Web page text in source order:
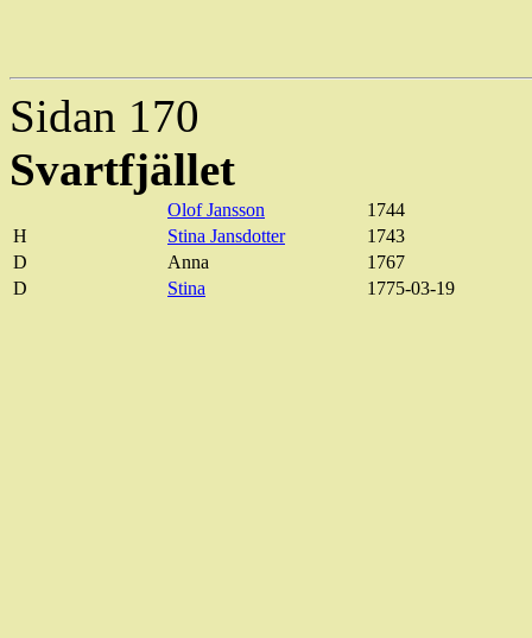
Sidan 170
Svartfjället
Olof Jansson
1744
H
Stina Jansdotter
1743
D
Anna
1767
D
Stina 1775-03-19